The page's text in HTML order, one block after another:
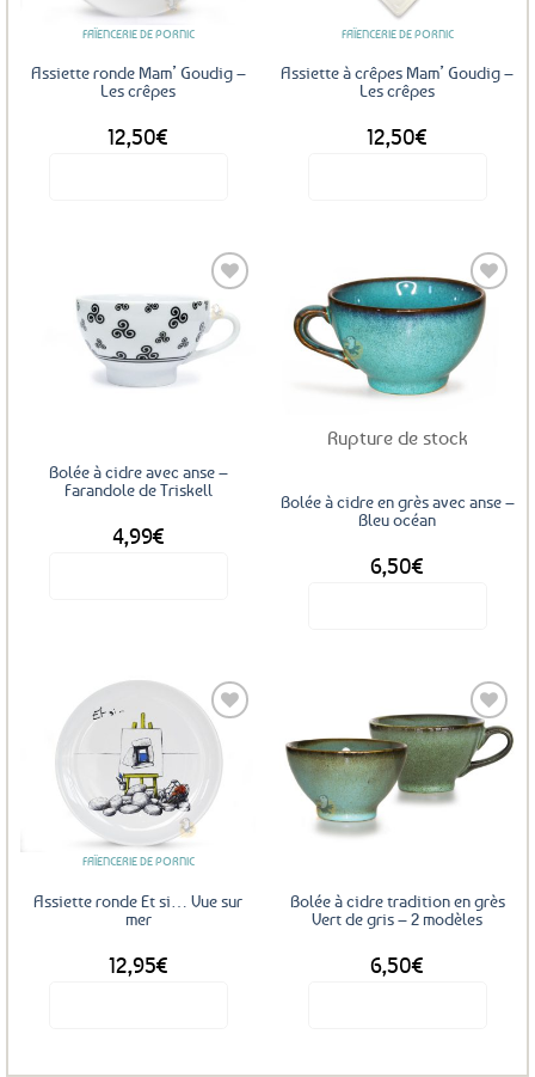
FAÏENCERIE DE PORNIC
Assiette ronde Mam’ Goudig –
Les crêpes
12,50€
FAÏENCERIE DE PORNIC
Assiette à crêpes Mam’ Goudig –
Les crêpes
12,50€
Ajouter
Bolée à cidre avec anse –
Farandole de Triskell
4,99€
Ajouter
Rupture de stock
Bolée à cidre en grès avec anse –
Bleu océan
6,50€
aux
favoris
FAÏENCERIE DE PORNIC
Assiette ronde Et si… Vue sur
mer
12,95€
Ajouter
Bolée à cidre tradition en grès
Vert de gris – 2 modèles
6,50€